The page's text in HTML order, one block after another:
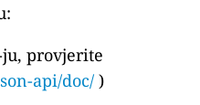
provjerite
api/doc/ )